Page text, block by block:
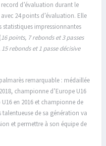
d’évaluation durant le
24 points d’évaluation. Elle
statistiques impressionnantes
16 points, 7 rebonds et 3 passes
rebonds et 1 passe décisive
remarquable : médaillée
championne d’Europe U16
en 2016 et championne de
talentueuse de sa génération va
et permettre à son équipe de